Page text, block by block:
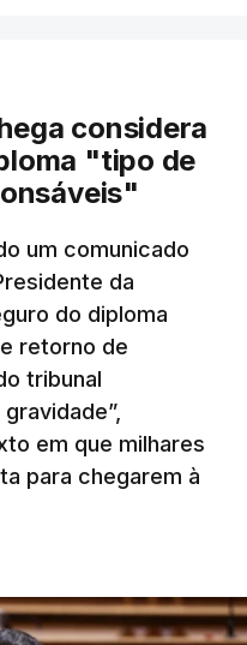
considera
"tipo de
um comunicado
da
do diploma
retorno de
tribunal
em que milhares
para chegarem à